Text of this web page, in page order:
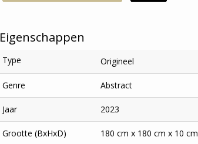
Eigenschappen
Type Origineel
Genre Abstract
Jaar 2023
Grootte (BxHxD) 180 cm x 180 cm x 10 cm